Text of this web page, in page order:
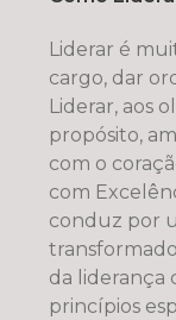
Liderar é
cargo, dar
Liderar, aos
propósito,
com o
com
conduz por
da liderança
princípios